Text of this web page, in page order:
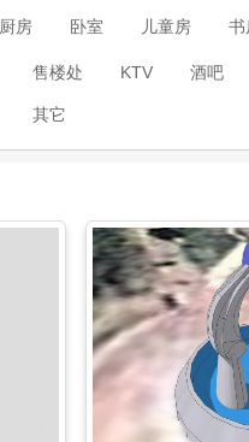
厨房 卧室 儿童房 书
售楼处 KTV 酒吧
其它